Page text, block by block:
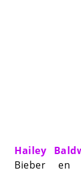
Hailey
Bieber en